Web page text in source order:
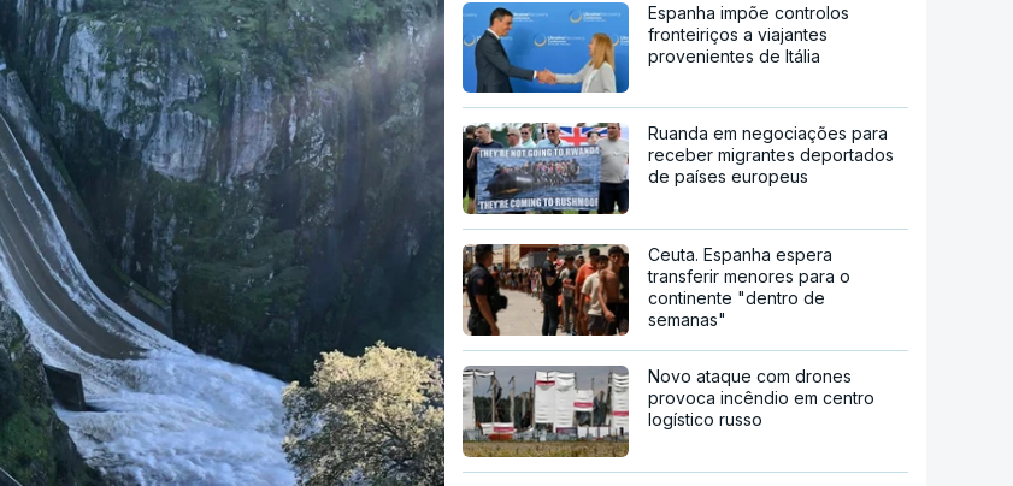
Espanha impõe controlos
fronteiriços a viajantes
provenientes de Itália
Ruanda em negociações para
receber migrantes deportados
de países europeus
Ceuta. Espanha espera
transferir menores para o
continente "dentro de
semanas"
Novo ataque com drones
provoca incêndio em centro
logístico russo